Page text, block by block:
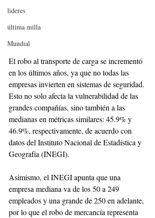
lideres
última milla
Mundial
El robo al transporte de carga se incrementó
en los últimos años, ya que no todas las
empresas invierten en sistemas de seguridad.
Esto no solo afecta la vulnerabilidad de las
grandes compañías, sino también a las
medianas en métricas similares: 45.9% y
46.9%, respectivamente, de acuerdo con
datos del Instituto Nacional de Estadística y
Geografía (INEGI).
Asimismo, el INEGI apunta que una
empresa mediana va de los 50 a 249
empleados y una grande de 250 en adelante,
por lo que el robo de mercancía representa